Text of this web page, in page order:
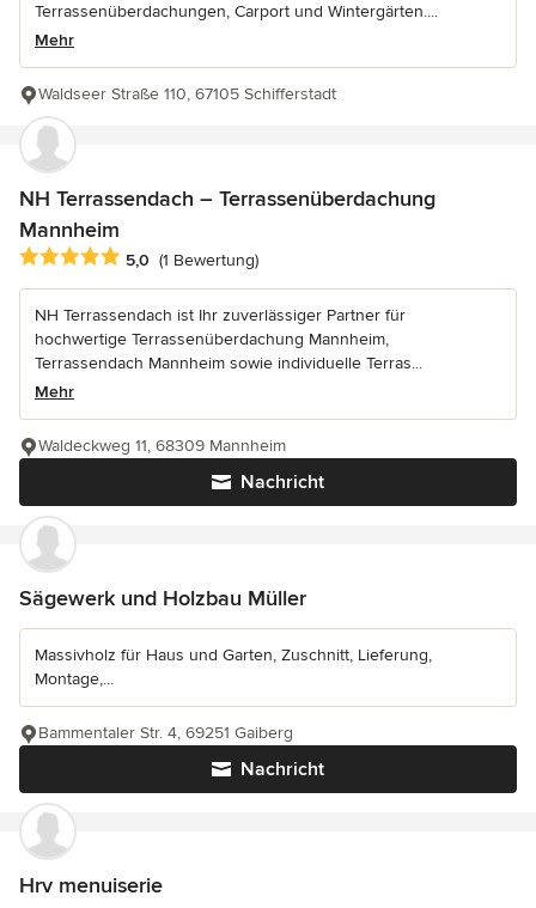
Terrassenüberdachungen, Carport und Wintergärten....
Mehr
Waldseer Straße 110, 67105 Schifferstadt
NH Terrassendach – Terrassenüberdachung
Mannheim
Durchschnittliche Bewertung: 5 von 5 Sternen
5,0 (1 Bewertung)
NH Terrassendach ist Ihr zuverlässiger Partner für
hochwertige Terrassenüberdachung Mannheim,
Terrassendach Mannheim sowie individuelle Terras...
Mehr
Nachricht
Waldeckweg 11, 68309 Mannheim
Sägewerk und Holzbau Müller
Massivholz für Haus und Garten, Zuschnitt, Lieferung,
Montage,...
Nachricht
Bammentaler Str. 4, 69251 Gaiberg
Hrv menuiserie